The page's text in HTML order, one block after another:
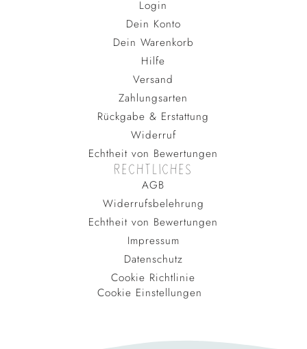
Login
Dein Konto
Dein Warenkorb
Hilfe
Versand
Zahlungsarten
Rückgabe & Erstattung
Widerruf
Echtheit von Bewertungen
RECHTLICHES
AGB
Widerrufsbelehrung
Echtheit von Bewertungen
Impressum
Datenschutz
Cookie Richtlinie
Cookie Einstellungen